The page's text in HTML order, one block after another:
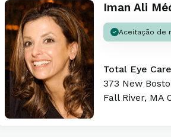
Iman Ali
Aceitação de
Total Eye Care
373 New
Fall River, MA